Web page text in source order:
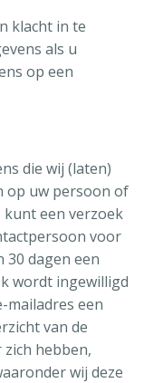
klacht in te
als u
op een
die wij (laten)
op uw persoon of
kunt een verzoek
voor
30 dagen een
wordt ingewilligd
mailadres een
van de
hebben,
wij deze